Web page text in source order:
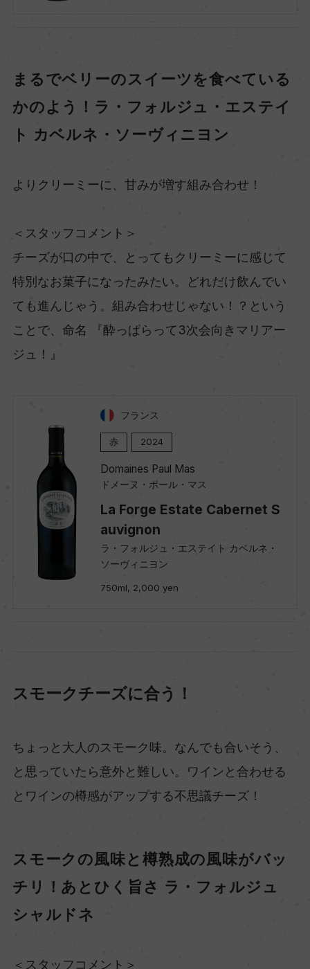
まるでベリーのスイーツを食べている
かのよう！ラ・フォルジュ・エステイ
ト カベルネ・ソーヴィニヨン
よりクリーミーに、甘みが増す組み合わせ！
＜スタッフコメント＞
チーズが口の中で、とってもクリーミーに感じて
特別なお菓子になったみたい。どれだけ飲んでい
ても進んじゃう。組み合わせじゃない！？という
ことで、命名 『酔っぱらって3次会向きマリアー
ジュ！』
フランス
赤 2024
Domaines Paul Mas
ドメーヌ・ポール・マス
La Forge Estate Cabernet S
auvignon
ラ・フォルジュ・エステイト カベルネ・
ソーヴィニヨン
750ml, 2,000 yen
スモークチーズに合う！
ちょっと大人のスモーク味。なんでも合いそう、
と思っていたら意外と難しい。ワインと合わせる
とワインの樽感がアップする不思議チーズ！
スモークの風味と樽熟成の風味がバッ
チリ！あとひく旨さ ラ・フォルジュ
シャルドネ
＜スタッフコメント＞